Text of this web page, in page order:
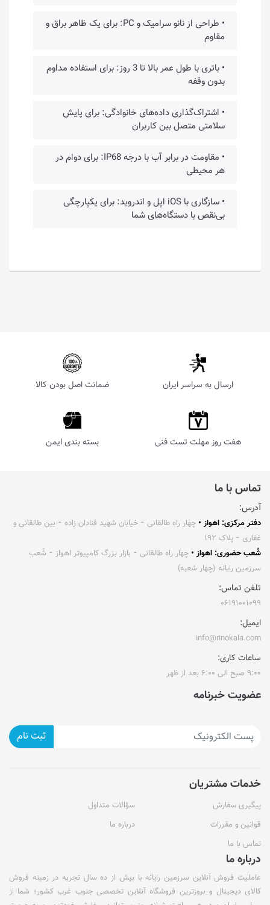
• طراحی از نانو سرامیک و PC: برای یک ظاهر براق و
مقاوم
• باتری با طول عمر بالا تا 3 روز: برای استفاده مداوم
بدون وقفه
• اشتراک‌گذاری داده‌های خانوادگی: برای پایش
سلامتی متصل بین کاربران
• مقاومت در برابر آب با درجه IP68: برای دوام در
هر محیطی
• سازگاری با iOS اپل و اندروید: برای یکپارچگی
بی‌نقص با دستگاه‌های شما
ارسال به سراسر ایران ضمانت اصل بودن کالا
هفت روز مهلت تست فنی بسته بندی ایمن
تماس با ما
آدرس:
دفتر مرکزی: اهواز • چهار راه طالقانی ⁃ خیابان شهید قنادان زاده ⁃ بین طالقانی و
غفاری ⁃ پلاک ۱۹۲
شُعب حضوری: اهواز • چهار راه طالقانی ⁃ بازار بزرگ کامپیوتر اهواز ⁃ شُعب
سرزمین رایانه (چهار شعبه)
تلفن تماس:
۰۶۱۹۱۰۰۱۰۹۹
ایمیل:
info@rinokala.com
ساعات کاری:
۹:۰۰ صبح الی ۶:۰۰ بعد از ظهر
عضویت خبرنامه
ثبت نام
خدمات مشتریان
پیگیری سفارش
سؤالات متداول
قوانین و مقررات
درباره ما
تماس با ما
درباره ما
عاملیت فروش آنلاین سرزمین رایانه با بیش از ده سال تجربه در زمینه فروش
کالای دیجیتال و بروزترین فروشگاه آنلاین تخصصی جنوب غرب کشور؛ شما از